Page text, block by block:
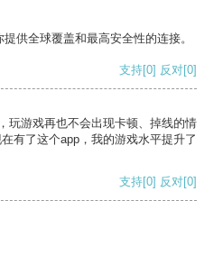
供全球覆盖和最高安全性的连接。
支持[0] 反对[0]
玩游戏再也不会出现卡顿、掉线的情
有了这个app，我的游戏水平提升了
支持[0] 反对[0]